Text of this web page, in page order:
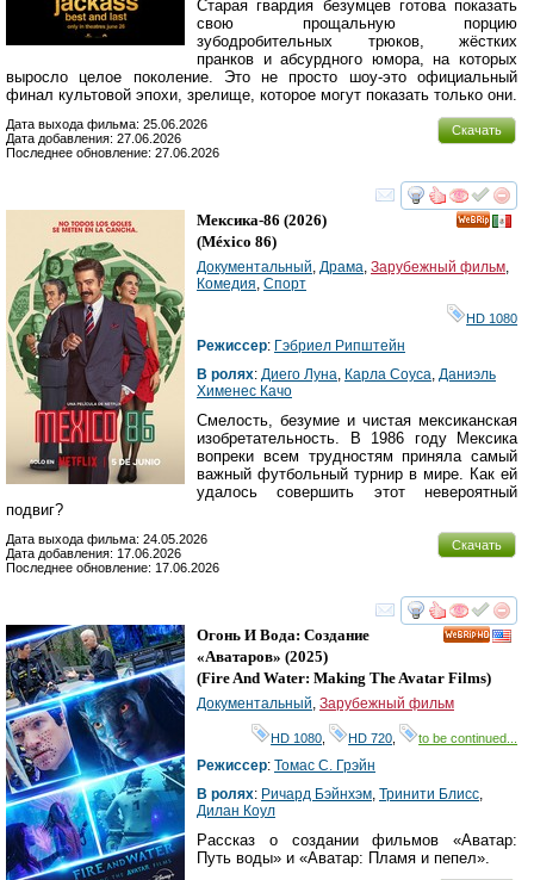
Старая гвардия безумцев готова показать
свою прощальную порцию
зубодробительных трюков, жёстких
пранков и абсурдного юмора, на которых
выросло целое поколение. Это не просто шоу-это официальный
финал культовой эпохи, зрелище, которое могут показать только они.
Скачать
Дата выхода фильма: 25.06.2026
Дата добавления: 27.06.2026
Последнее обновление: 27.06.2026
смотреть
Мексика-86 (2026)
(México 86)
Документальный Драма Зарубежный фильм
Комедия Спорт
HD 1080
Режиссер: Гэбриел Рипштейн
В ролях: Диего Луна Карла Соуса Даниэль
Хименес Качо
Смелость, безумие и чистая мексиканская
изобретательность. В 1986 году Мексика
вопреки всем трудностям приняла самый
важный футбольный турнир в мире. Как ей
удалось совершить этот невероятный
подвиг?
Скачать
Дата выхода фильма: 24.05.2026
Дата добавления: 17.06.2026
Последнее обновление: 17.06.2026
смотреть
Огонь И Вода: Создание
«Аватаров» (2025)
(Fire And Water: Making The Avatar Films)
Документальный Зарубежный фильм
HD 1080 HD 720 to be continued...
Режиссер: Томас С. Грэйн
В ролях: Ричард Бэйнхэм Тринити Блисс
Дилан Коул
Рассказ о создании фильмов «Аватар:
Путь воды» и «Аватар: Пламя и пепел».